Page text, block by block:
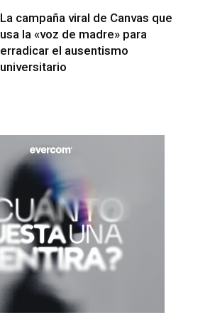
La campaña viral de Canvas que
usa la «voz de madre» para
erradicar el ausentismo
universitario